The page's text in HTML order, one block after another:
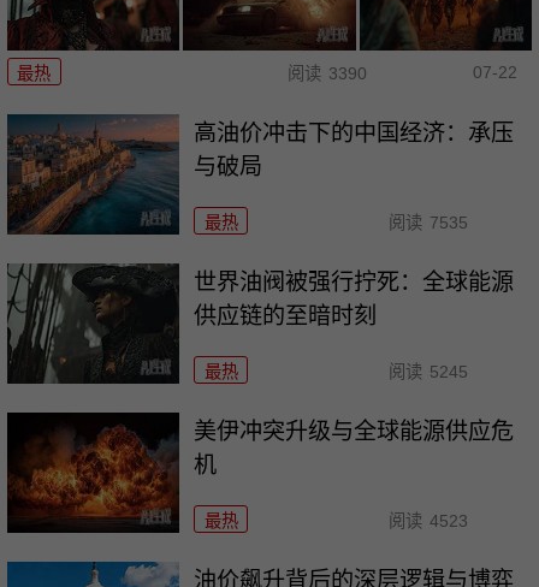
最热 阅读 3390 07-22
高油价冲击下的中国经济：承压
与破局
最热 阅读 7535
世界油阀被强行拧死：全球能源
供应链的至暗时刻
最热 阅读 5245
美伊冲突升级与全球能源供应危
机
最热 阅读 4523
油价飙升背后的深层逻辑与博弈